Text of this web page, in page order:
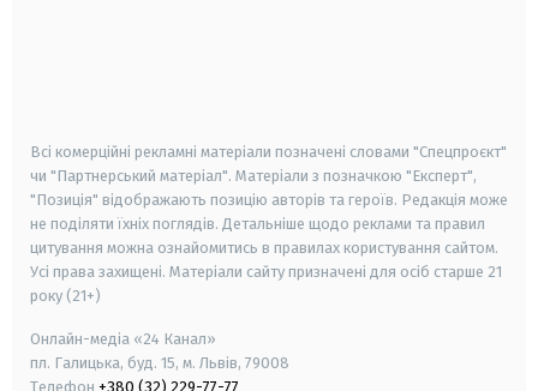
Всі комерційні рекламні матеріали позначені словами "Спецпроєкт"
чи "Партнерський матеріал". Матеріали з позначкою "Експерт",
"Позиція" відображають позицію авторів та героїв. Редакція може
не поділяти їхніх поглядів. Детальніше щодо реклами та правил
цитування можна ознайомитись в правилах користування сайтом.
Усі права захищені. Матеріали сайту призначені для осіб старше 21
року (21+)
Онлайн-медіа «24 Канал»
пл. Галицька, буд. 15, м. Львів, 79008
Телефон +380 (32) 229-77-77